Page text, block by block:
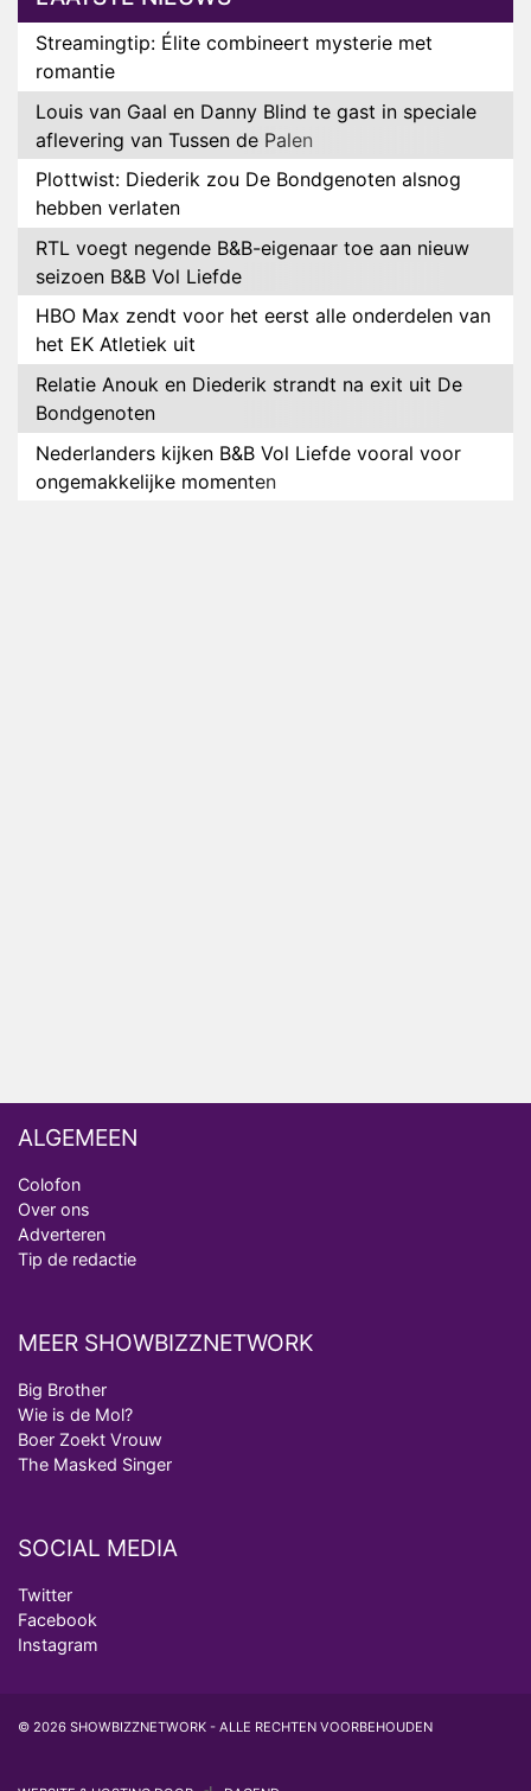
Streamingtip: Élite combineert mysterie met
romantie
Louis van Gaal en Danny Blind te gast in speciale
aflevering van Tussen de Palen
Plottwist: Diederik zou De Bondgenoten alsnog
hebben verlaten
RTL voegt negende B&B-eigenaar toe aan nieuw
seizoen B&B Vol Liefde
HBO Max zendt voor het eerst alle onderdelen van
het EK Atletiek uit
Relatie Anouk en Diederik strandt na exit uit De
Bondgenoten
Nederlanders kijken B&B Vol Liefde vooral voor
ongemakkelijke momenten
ALGEMEEN
Colofon
Over ons
Adverteren
Tip de redactie
MEER SHOWBIZZNETWORK
Big Brother
Wie is de Mol?
Boer Zoekt Vrouw
The Masked Singer
SOCIAL MEDIA
Twitter
Facebook
Instagram
© 2026 SHOWBIZZNETWORK - ALLE RECHTEN VOORBEHOUDEN